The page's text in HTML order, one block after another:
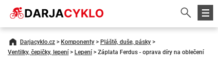
Darjacyklo.cz > Komponenty > Pláště, duše, pásky >
Ventilky, čepičky, lepení > Lepení > Záplata Ferdus - oprava díry na oblečení